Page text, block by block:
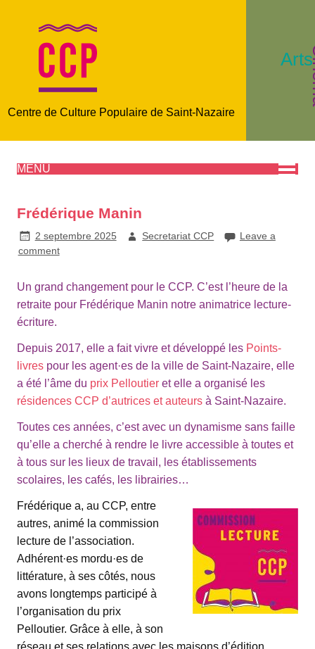
Centre de Culture Populaire de Saint-Nazaire
MENU
Frédérique Manin
2 septembre 2025 Secretariat CCP
Leave a
comment
Un grand changement pour le CCP. C’est l’heure de la
retraite pour Frédérique Manin notre animatrice lecture-
écriture.
Depuis 2017, elle a fait vivre et développé les Points-
livres pour les agent·es de la ville de Saint-Nazaire, elle
a été l’âme du prix Pelloutier et elle a organisé les
résidences CCP d’autrices et auteurs à Saint-Nazaire.
Toutes ces années, c’est avec un dynamisme sans faille
qu’elle a cherché à rendre le livre accessible à toutes et
à tous sur les lieux de travail, les établissements
scolaires, les cafés, les librairies…
Frédérique a, au CCP, entre
autres, animé la commission
lecture de l’association.
Adhérent·es mordu·es de
littérature, à ses côtés, nous
avons longtemps participé à
l’organisation du prix
Pelloutier. Grâce à elle, à son
réseau et ses relations avec les maisons d’édition